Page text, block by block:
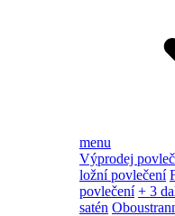
menu
Výprodej
ložní povlečení
povlečení + 3
satén